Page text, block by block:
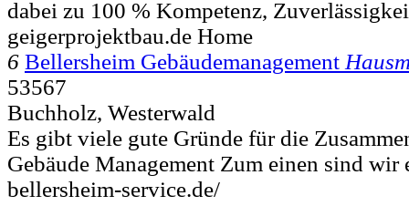
dabei zu 100 % Kompetenz,
geigerprojektbau.de Home
6 Bellersheim Gebäudemanagement
53567
Buchholz, Westerwald
Es gibt viele gute Gründe für die
Gebäude Management Zum einen sind wir
bellersheim-service.de/